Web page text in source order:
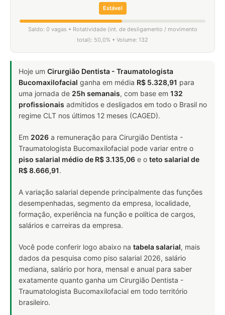
Estável
Saldo: 0 vagas • Rotatividade (int. de desligamento / movimento
total): 50,0% • Volume: 132
Hoje um Cirurgião Dentista - Traumatologista
Bucomaxilofacial ganha em média R$ 5.328,91 para
uma jornada de 25h semanais, com base em 132
profissionais admitidos e desligados em todo o Brasil no
regime CLT nos últimos 12 meses (CAGED).
Em 2026 a remuneração para Cirurgião Dentista -
Traumatologista Bucomaxilofacial pode variar entre o
piso salarial médio de R$ 3.135,06 e o teto salarial de
R$ 8.666,91.
A variação salarial depende principalmente das funções
desempenhadas, segmento da empresa, localidade,
formação, experiência na função e política de cargos,
salários e carreiras da empresa.
Você pode conferir logo abaixo na tabela salarial, mais
dados da pesquisa como piso salarial 2026, salário
mediana, salário por hora, mensal e anual para saber
exatamente quanto ganha um Cirurgião Dentista -
Traumatologista Bucomaxilofacial em todo território
brasileiro.